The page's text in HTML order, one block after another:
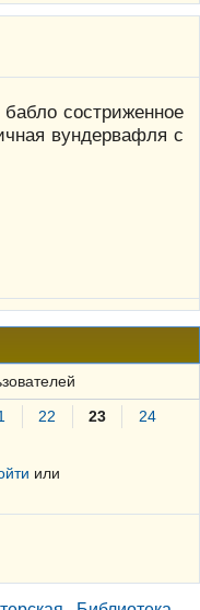
состриженное
вундервафля с
22 23
24
или